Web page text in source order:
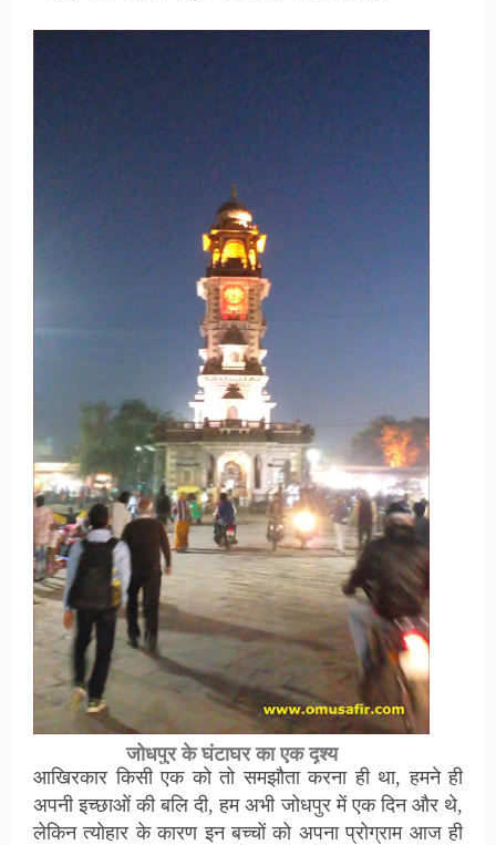
जोधपुर के घंटाघर का एक दृश्य
आखिरकार किसी एक को तो समझौता करना ही था, हमने ही
अपनी इच्छाओं की बलि दी, हम अभी जोधपुर में एक दिन और थे,
लेकिन त्योहार के कारण इन बच्चों को अपना प्रोग्राम आज ही